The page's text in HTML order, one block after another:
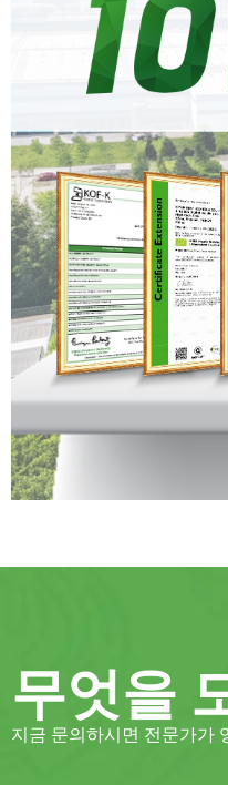
무엇을
지금 문의하시면 전문가가